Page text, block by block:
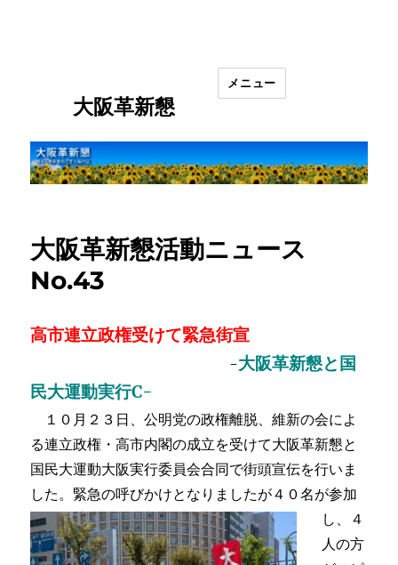
大阪革新懇
メニュー
大阪革新懇活動ニュース
No.43
高市連立政権受けて緊急街宣
-大阪革新懇と国
民大運動実行C-
１０月２３日、公明党の政権離脱、維新の会によ
る連立政権・高市内閣の成立を受けて大阪革新懇と
国民大運動大阪実行委員会合同で街頭宣伝を行いま
した。緊急の呼びかけとなりましたが４０名が参加
し、４
人の方